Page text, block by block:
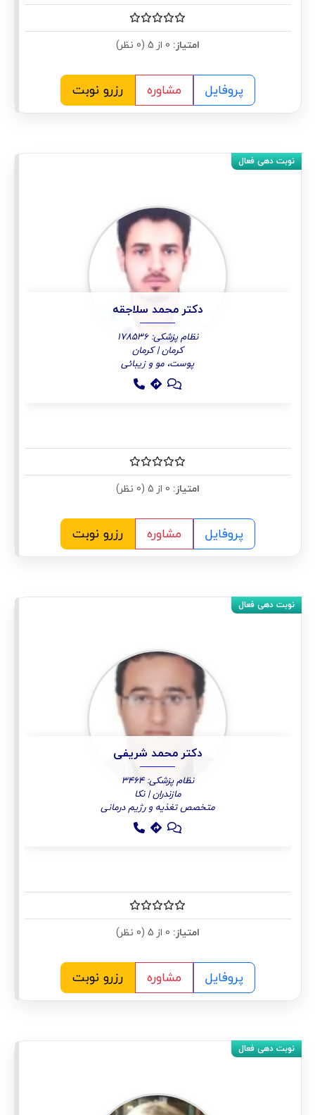
امتیاز:
پروفایل مشاوره رزرو نوبت
دکتر محمد سلاجقه
نظام پزشکی: 178536
کرمان | کرمان
پوست، مو و زیبائی
امتیاز:
پروفایل مشاوره رزرو نوبت
دکتر محمد شریفی
نظام پزشکی: 3464
مازندران | نکا
متخصص تغذیه و رژیم درمانی
امتیاز:
پروفایل مشاوره رزرو نوبت